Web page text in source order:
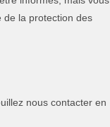
de la protection des
nous contacter en